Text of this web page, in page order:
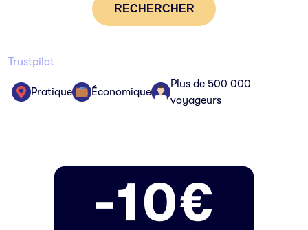
RECHERCHER
Trustpilot
Pratique Économique
Plus de 500 000
voyageurs